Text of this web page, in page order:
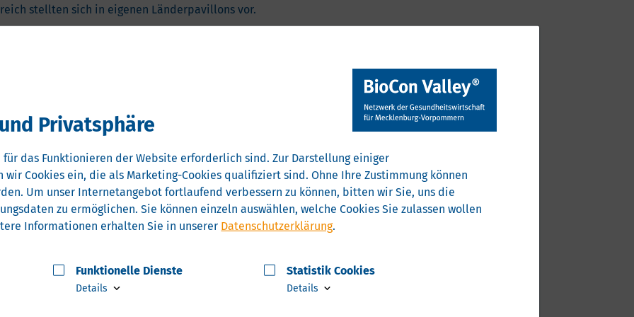
stellten sich in eigenen Länderpavillons vor.
Vorpommern und unterstützten während
sowie bei der Kontaktanbahnung vor Ort.
mit sechs Unternehmen und
geht ( Caring. Mit Fürsorge entlassen
, Greifswald)
(
Ubora UG [haftungsbeschränkt]operated by
GmbH, Neubrandenburg)
Hub als Schnittstelle zwischen Wissenschaft und
Kommunikationsprozesse zwischen Apotheken
(
MediCharge GmbH
klinisches Notieren (
Privatsphäre
für das Funktionieren der Website erforderlich sind. Zur Darstellung einiger
Cookies ein, die als Marketing-Cookies qualifiziert sind. Ohne Ihre Zustimmung können
Um unser Internetangebot fortlaufend verbessern zu können, bitten wir Sie, uns die
zu ermöglichen. Sie können einzeln auswählen, welche Cookies Sie zulassen wollen
Informationen erhalten Sie in unserer Datenschutzerklärung.
Funktionelle Dienste
Details
Statistik Cookies
Details